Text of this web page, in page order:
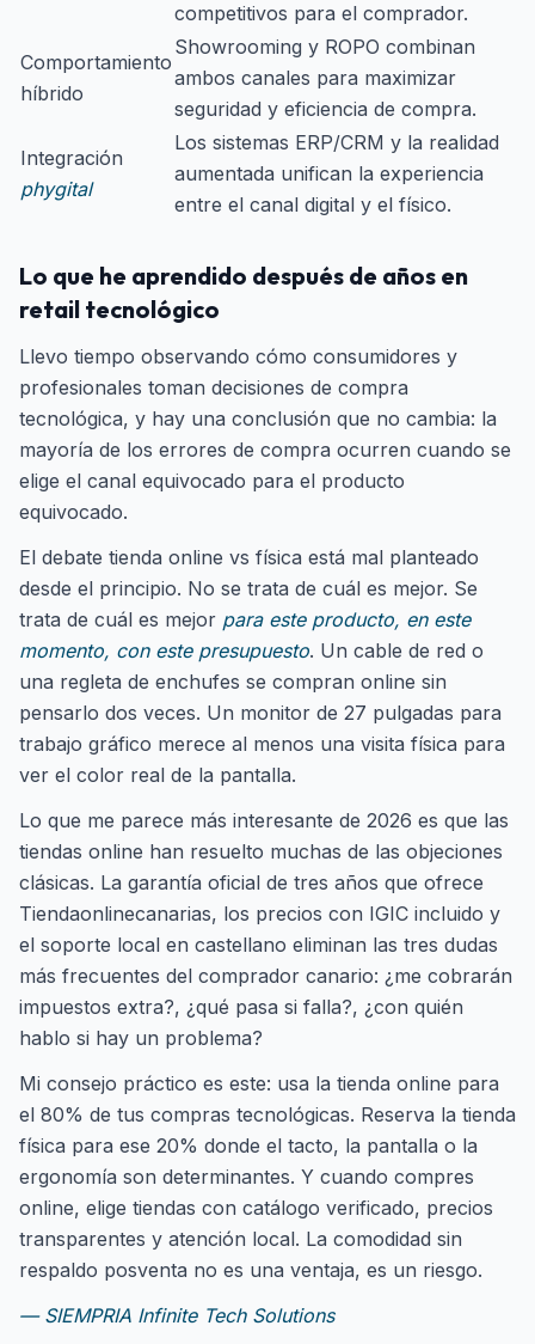
competitivos para el comprador.
Comportamiento
híbrido
Showrooming y ROPO combinan
ambos canales para maximizar
seguridad y eficiencia de compra.
Integración
phygital
Los sistemas ERP/CRM y la realidad
aumentada unifican la experiencia
entre el canal digital y el físico.
Lo que he aprendido después de años en
retail tecnológico
Llevo tiempo observando cómo consumidores y
profesionales toman decisiones de compra
tecnológica, y hay una conclusión que no cambia: la
mayoría de los errores de compra ocurren cuando se
elige el canal equivocado para el producto
equivocado.
El debate tienda online vs física está mal planteado
desde el principio. No se trata de cuál es mejor. Se
trata de cuál es mejor para este producto, en este
momento, con este presupuesto. Un cable de red o
una regleta de enchufes se compran online sin
pensarlo dos veces. Un monitor de 27 pulgadas para
trabajo gráfico merece al menos una visita física para
ver el color real de la pantalla.
Lo que me parece más interesante de 2026 es que las
tiendas online han resuelto muchas de las objeciones
clásicas. La garantía oficial de tres años que ofrece
Tiendaonlinecanarias, los precios con IGIC incluido y
el soporte local en castellano eliminan las tres dudas
más frecuentes del comprador canario: ¿me cobrarán
impuestos extra?, ¿qué pasa si falla?, ¿con quién
hablo si hay un problema?
Mi consejo práctico es este: usa la tienda online para
el 80% de tus compras tecnológicas. Reserva la tienda
física para ese 20% donde el tacto, la pantalla o la
ergonomía son determinantes. Y cuando compres
online, elige tiendas con catálogo verificado, precios
transparentes y atención local. La comodidad sin
respaldo posventa no es una ventaja, es un riesgo.
— SIEMPRIA Infinite Tech Solutions